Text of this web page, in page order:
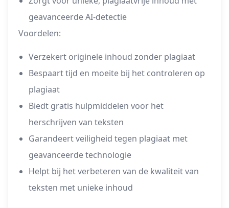
geavanceerde AI-detectie
Voordelen:
Verzekert originele inhoud zonder plagiaat
Bespaart tijd en moeite bij het controleren op
plagiaat
Biedt gratis hulpmiddelen voor het
herschrijven van teksten
Garandeert veiligheid tegen plagiaat met
geavanceerde technologie
Helpt bij het verbeteren van de kwaliteit van
teksten met unieke inhoud